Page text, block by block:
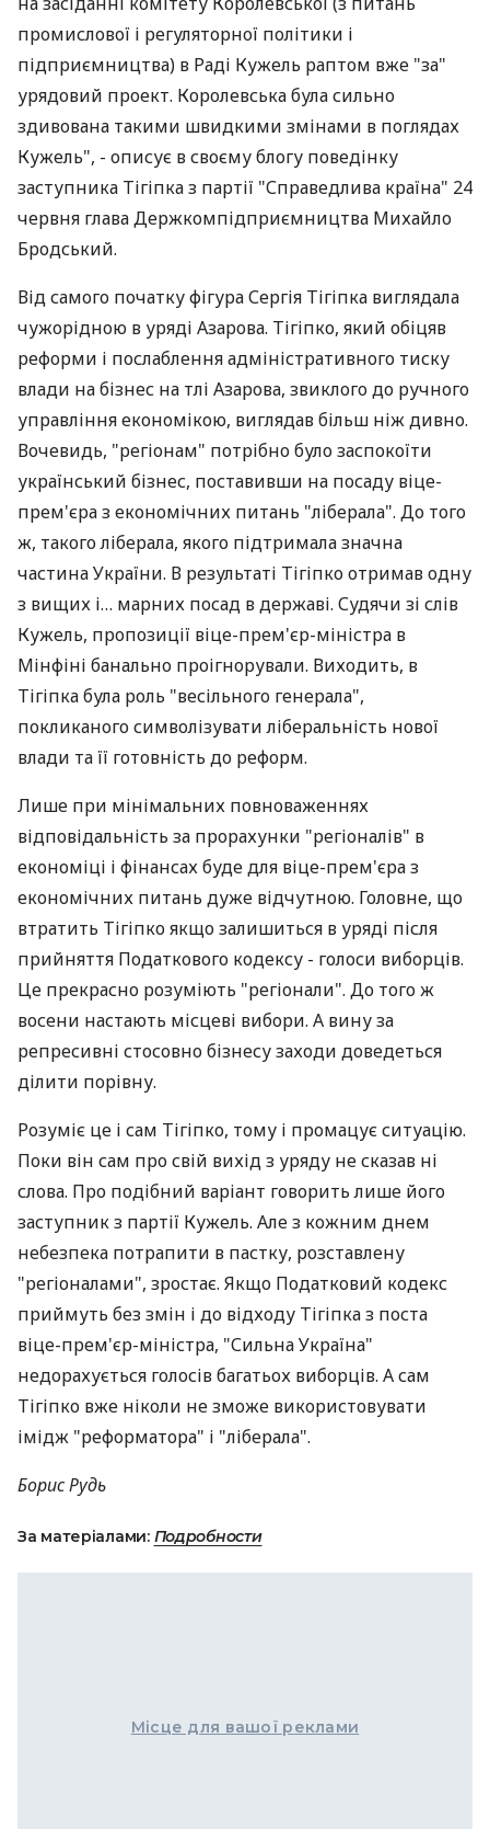
промислової і регуляторної політики і
підприємництва) в Раді Кужель раптом вже "за"
урядовий проект. Королевська була сильно
здивована такими швидкими змінами в поглядах
Кужель", - описує в своєму блогу поведінку
заступника Тігіпка з партії "Справедлива країна" 24
червня глава Держкомпідприємництва Михайло
Бродський.
Від самого початку фігура Сергія Тігіпка виглядала
чужорідною в уряді Азарова. Тігіпко, який обіцяв
реформи і послаблення адміністративного тиску
влади на бізнес на тлі Азарова, звиклого до ручного
управління економікою, виглядав більш ніж дивно.
Вочевидь, "регіонам" потрібно було заспокоїти
український бізнес, поставивши на посаду віце-
прем'єра з економічних питань "ліберала". До того
ж, такого ліберала, якого підтримала значна
частина України. В результаті Тігіпко отримав одну
з вищих і… марних посад в державі. Судячи зі слів
Кужель, пропозиції віце-прем'єр-міністра в
Мінфіні банально проігнорували. Виходить, в
Тігіпка була роль "весільного генерала",
покликаного символізувати ліберальність нової
влади та її готовність до реформ.
Лише при мінімальних повноваженнях
відповідальність за прорахунки "регіоналів" в
економіці і фінансах буде для віце-прем'єра з
економічних питань дуже відчутною. Головне, що
втратить Тігіпко якщо залишиться в уряді після
прийняття Податкового кодексу - голоси виборців.
Це прекрасно розуміють "регіонали". До того ж
восени настають місцеві вибори. А вину за
репресивні стосовно бізнесу заходи доведеться
ділити порівну.
Розуміє це і сам Тігіпко, тому і промацує ситуацію.
Поки він сам про свій вихід з уряду не сказав ні
слова. Про подібний варіант говорить лише його
заступник з партії Кужель. Але з кожним днем
небезпека потрапити в пастку, розставлену
"регіоналами", зростає. Якщо Податковий кодекс
приймуть без змін і до відходу Тігіпка з поста
віце-прем'єр-міністра, "Сильна Україна"
недорахується голосів багатьох виборців. А сам
Тігіпко вже ніколи не зможе використовувати
імідж "реформатора" і "ліберала".
Борис Рудь
За матеріалами: Подробности
Місце для вашої реклами